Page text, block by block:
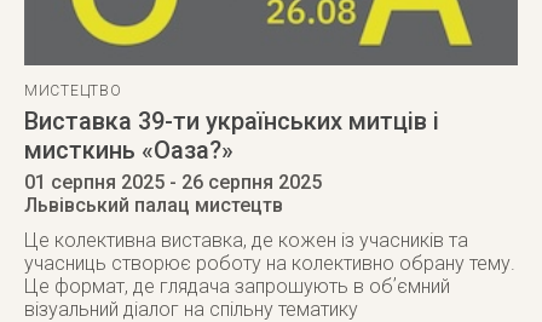
МИСТЕЦТВО
Виставка 39-ти українських митців і
мисткинь «Оаза?»
01 серпня 2025 - 26 серпня 2025
Львівський палац мистецтв
Це колективна виставка, де кожен із учасників та
учасниць створює роботу на колективно обрану тему.
Це формат, де глядача запрошують в обʼємний
візуальний діалог на спільну тематику